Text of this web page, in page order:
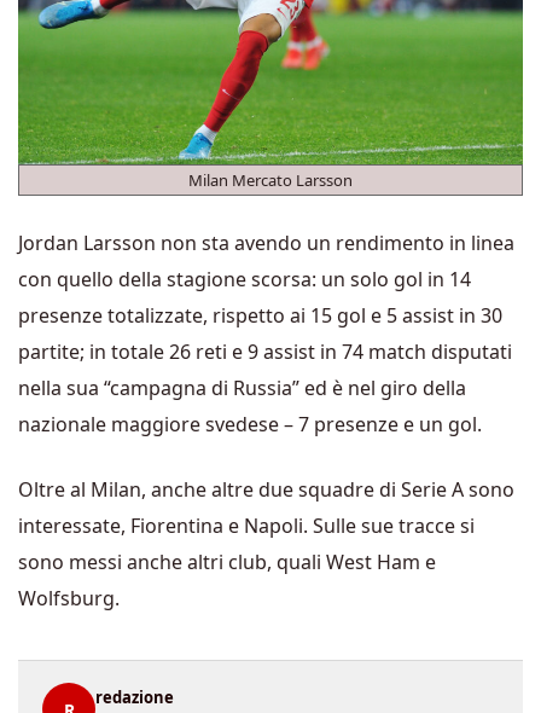
Milan Mercato Larsson
Jordan Larsson non sta avendo un rendimento in linea
con quello della stagione scorsa: un solo gol in 14
presenze totalizzate, rispetto ai 15 gol e 5 assist in 30
partite; in totale 26 reti e 9 assist in 74 match disputati
nella sua “campagna di Russia” ed è nel giro della
nazionale maggiore svedese – 7 presenze e un gol.
Oltre al Milan, anche altre due squadre di Serie A sono
interessate, Fiorentina e Napoli. Sulle sue tracce si
sono messi anche altri club, quali West Ham e
Wolfsburg.
redazione